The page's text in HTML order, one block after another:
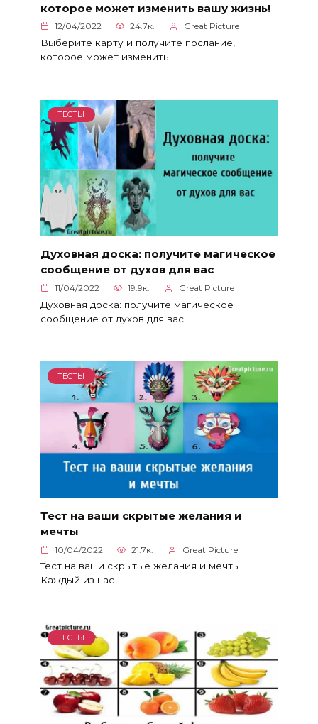
которое может изменить вашу жизнь!
12/04/2022 24.7к. Great Picture
Выберите карту и получите послание,
которое может изменить
ТЕСТЫ
Духовная доска: получите магическое
сообщение от духов для вас
11/04/2022 19.9к. Great Picture
Духовная доска: получите магическое
сообщение от духов для вас.
ТЕСТЫ
Тест на ваши скрытые желания и
мечты
10/04/2022 21.7к. Great Picture
Тест на ваши скрытые желания и мечты.
Каждый из нас
ТЕСТЫ